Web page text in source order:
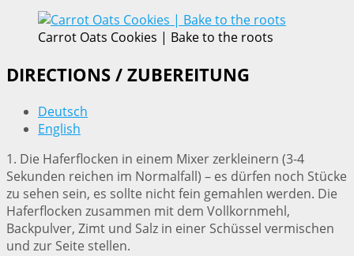
Carrot Oats Cookies | Bake to the roots
DIRECTIONS / ZUBEREITUNG
Deutsch
English
1. Die Haferflocken in einem Mixer zerkleinern (3-4
Sekunden reichen im Normalfall) – es dürfen noch Stücke
zu sehen sein, es sollte nicht fein gemahlen werden. Die
Haferflocken zusammen mit dem Vollkornmehl,
Backpulver, Zimt und Salz in einer Schüssel vermischen
und zur Seite stellen.